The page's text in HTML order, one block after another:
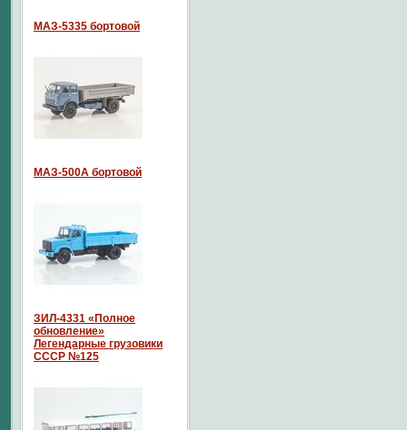
МАЗ-5335 бортовой
МАЗ-500А бортовой
ЗИЛ-4331 «Полное
обновление»
Легендарные грузовики
СССР №125